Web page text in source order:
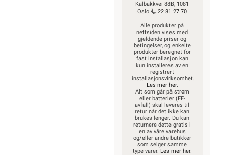
Kalbakkvei 88B, 1081
Oslo
22 81 27 70
Alle produkter på
nettsiden vises med
gjeldende priser og
betingelser, og enkelte
produkter beregnet for
fast installasjon kan
kun installeres av en
registrert
installasjonsvirksomhet.
Les mer her.
Alt som går på strøm
eller batterier (EE-
avfall) skal leveres til
retur når det ikke kan
brukes lenger. Du kan
returnere dette gratis i
en av våre varehus
og/eller andre butikker
som selger samme
type varer. Les mer her.